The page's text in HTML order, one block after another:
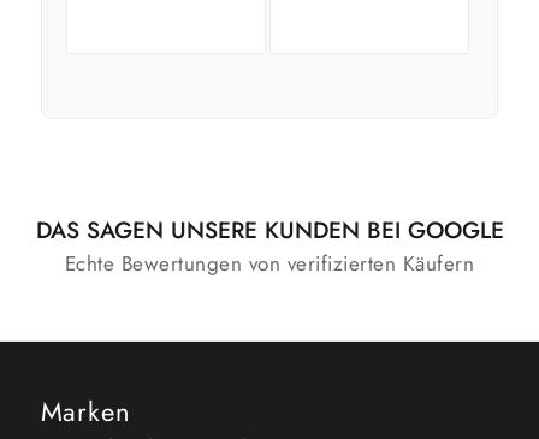
DAS SAGEN UNSERE KUNDEN BEI GOOGLE
Echte Bewertungen von verifizierten Käufern
Marken